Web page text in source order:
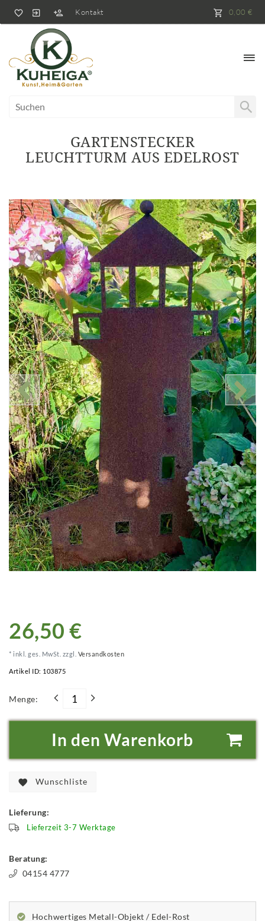
Kontakt 0,00 €
GARTENSTECKER
LEUCHTTURM AUS EDELROST
26,50 €
* inkl. ges. MwSt. zzgl. Versandkosten
Artikel ID: 103875
Menge:
In den Warenkorb
Wunschliste
Lieferung:
Lieferzeit 3-7 Werktage
Beratung:
04154 4777
Hochwertiges Metall-Objekt / Edel-Rost